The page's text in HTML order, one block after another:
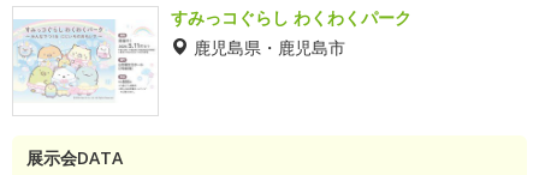
すみっコぐらし わくわくパーク
鹿児島県・鹿児島市
展示会DATA